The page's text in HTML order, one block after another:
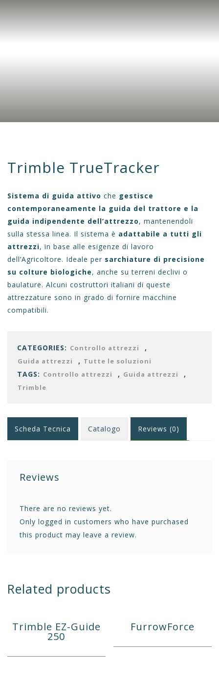
Trimble TrueTracker
Sistema di guida attivo che gestisce
contemporaneamente la guida del trattore e la
guida indipendente dell’attrezzo, mantenendoli
sulla stessa linea. Il sistema è adattabile a tutti gli
attrezzi, in base alle esigenze di lavoro
dell’Agricoltore. Ideale per sarchiature di precisione
su colture biologiche, anche su terreni declivi o
baulature. Alcuni costruttori italiani di queste
attrezzature sono in grado di fornire macchine
compatibili.
CATEGORIES: Controllo attrezzi ,
Guida attrezzi , Tutte le soluzioni
TAGS: Controllo attrezzi , Guida attrezzi ,
Trimble
Reviews (0)
Scheda Tecnica Catalogo
Reviews
There are no reviews yet.
Only logged in customers who have purchased
this product may leave a review.
Related products
Trimble EZ-Guide
250
FurrowForce